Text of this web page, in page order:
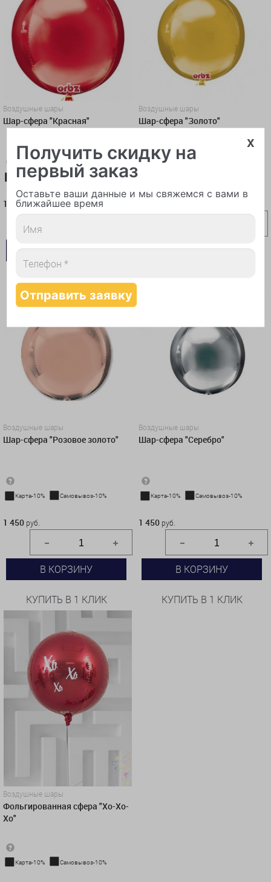
Воздушные шары
Шар-сфера "Красная"
Карта-10% Самовывоз-10%
1 450 руб.
1 450руб.
В КОРЗИНУ
КУПИТЬ В 1 КЛИК
Воздушные шары
Шар-сфера "Золото"
1 450 руб.
В КОРЗИНУ
Воздушные шары
Шар-сфера "Розовое золото"
Карта-10% Самовывоз-10%
1 450 руб.
В КОРЗИНУ
КУПИТЬ В 1 КЛИК
Воздушные шары
Шар-сфера "Серебро"
Карта-10% Самовывоз-10%
1 450 руб.
В КОРЗИНУ
КУПИТЬ В 1 КЛИК
Воздушные шары
Фольгированная сфера "Хо-Хо-
Хо"
Карта-10% Самовывоз-10%
x
Получить скидку на
первый заказ
Оставьте ваши данные и мы свяжемся с вами в
ближайшее время